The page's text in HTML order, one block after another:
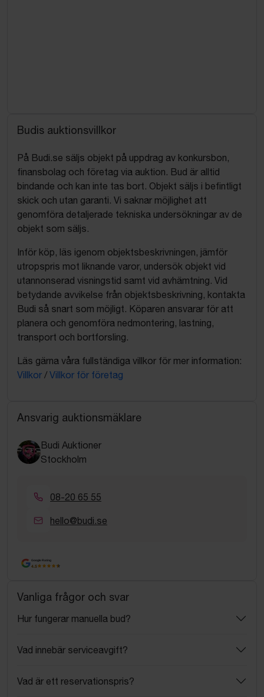
Budis auktionsvillkor
På Budi.se säljs objekt på uppdrag av konkursbon,
finansbolag och företag via auktion. Bud är alltid
bindande och kan inte tas bort. Objekt säljs i befintligt
skick och utan garanti. Vi saknar möjlighet att
genomföra detaljerade tekniska undersökningar av de
objekt som säljs.
Inför köp, läs igenom objektsbeskrivningen, jämför
utropspris mot liknande varor, undersök objekt vid
utannonserad visningstid samt vid avhämtning. Vid
betydande avvikelse från objektsbeskrivning, kontakta
Budi så snart som möjligt. Köparen ansvarar för att
planera och genomföra nedmontering, lastning,
transport och bortforsling.
Läs gärna våra fullständiga villkor för mer information:
Villkor / Villkor för företag
Ansvarig auktionsmäklare
Budi Auktioner
Stockholm
08-20 65 55
hello@budi.se
Google Rating
4.5
Vanliga frågor och svar
Hur fungerar manuella bud?
Vad innebär serviceavgift?
Vad är ett reservationspris?